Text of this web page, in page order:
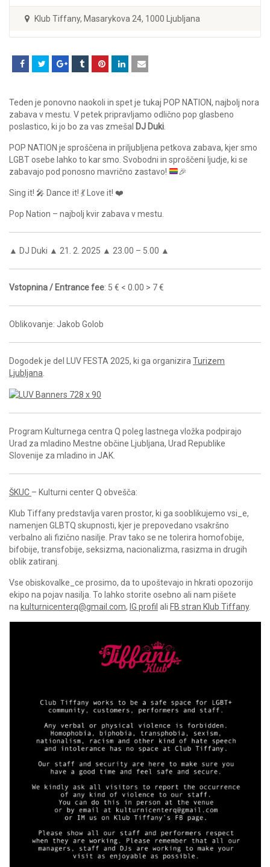
Klub Tiffany, Masarykova 24, 1000 Ljubljana
Teden je ponovno naokoli in spet je tukaj POP NATION, najbolj nora
zabava v mestu. V petek pripravljamo odlično pop glasbeno
poslastico, ki jo bo za vas zmešal DJ Duki
POP NATION je sproščena in priljubljena petkova zabava, kjer smo
LGBT osebe lahko to kar smo. Svobodni in sproščeni ljudje, ki se
zabavajo pod ponosno mavrično zastavo!
🎉
Sing it! 🎤 Dance it! 💃 Love it! ❤️
Pop Nation – najbolj kvir zabava v mestu.
▲ DJ Duki ▲ 21. 2. 2025 ▲ 23.00 – 5.00 ▲
Vstopnina / Entrance fee: 5 € < 0.00 > 7 €
Oblikovanje: Jakob Golob
Dogodek je del LUV FESTA 2025, ki ga organizira Turizem
Ljubljana
Program Kulturnega centra Q poleg lastnega vložka podpirajo
Urad za mladino Mestne občine Ljubljana, Urad Republike
Slovenije za mladino in JAK.
ŠKUC – Kulturni center Q obvešča:
Klub Tiffany predstavlja varen prostor, ki ga sooblikujemo vsi_e,
namenjen GLBTQ skupnosti, kjer je prepovedano vsakršno
verbalno ali fizično nasilje. Prav tako se ne tolerira homofobije,
bifobije, transfobije, seksizma, nacionalizma, rasizma in drugih
oblik zatiranj.
Vse obiskovalke_ce prosimo, da to upoštevajo in hkrati opozorijo
ekipo na pojav nasilja. To lahko storite osebno ali nam pišete
na kulturnicenterq@gmail.com, IG profil ali FB stran Klub Tiffany.